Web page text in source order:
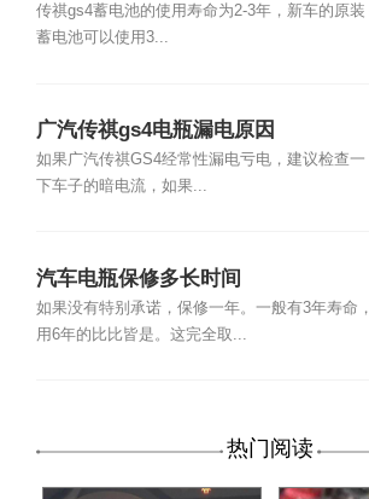
少公里换
传祺gs4蓄电池的使用寿命为2-3年，新车的原装
蓄电池可以使用3...
广汽传祺gs4电瓶漏电原因
如果广汽传祺GS4经常性漏电亏电，建议检查一
下车子的暗电流，如果...
汽车电瓶保修多长时间
如果没有特别承诺，保修一年。一般有3年寿命，
用6年的比比皆是。这完全取...
热门阅读